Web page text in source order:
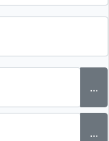
...
...